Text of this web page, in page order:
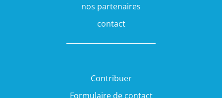
nos partenaires
contact
Contribuer
Formulaire de contact